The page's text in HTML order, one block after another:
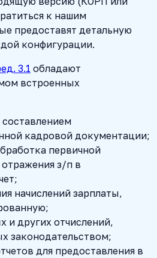
к нашим
предоставят детальную
конфигурации.
3.1 обладают
встроенных
кадровой документации;
первичной
з/п в
начислений зарплаты,
и других отчислений,
законодательством;
для предоставления в